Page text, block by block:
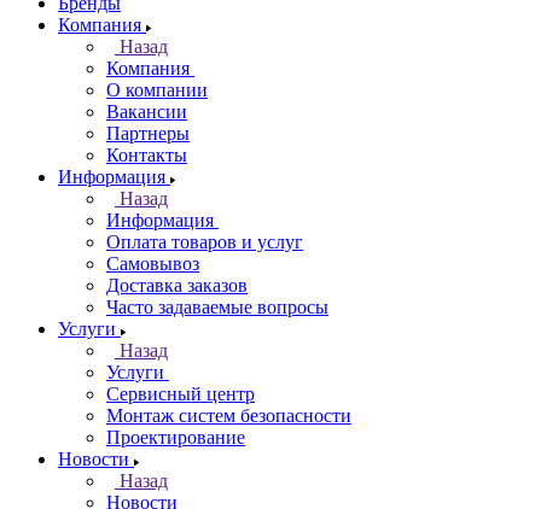
Компания
Назад
Компания
О компании
Вакансии
Партнеры
Контакты
Информация
Назад
Информация
Оплата товаров и услуг
Самовывоз
Доставка заказов
Часто задаваемые вопросы
Услуги
Назад
Услуги
Сервисный центр
Монтаж систем безопасности
Проектирование
Новости
Назад
Новости